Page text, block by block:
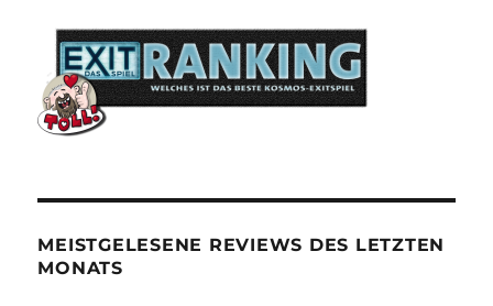
MEISTGELESENE REVIEWS DES LETZTEN
MONATS